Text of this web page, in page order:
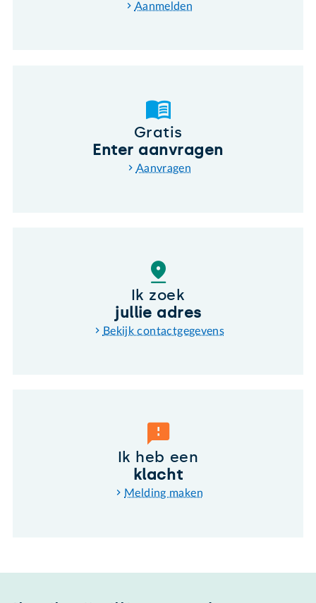
Aanmelden
Gratis
Enter aanvragen
Aanvragen
Ik zoek
jullie adres
Bekijk contactgegevens
Ik heb een
klacht
Melding maken